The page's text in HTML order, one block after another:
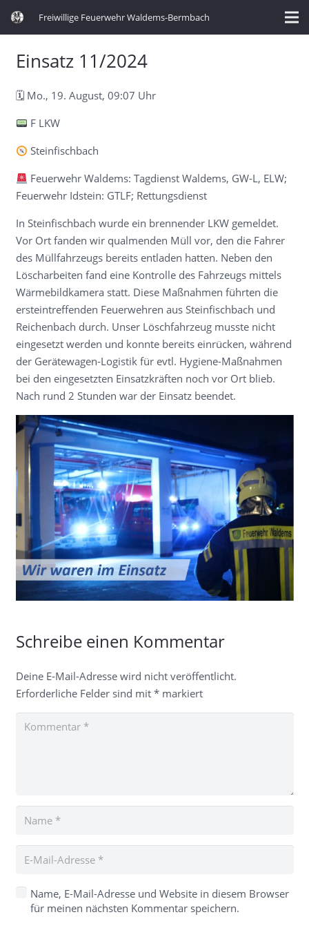
Freiwillige Feuerwehr Waldems-Bermbach
Einsatz 11/2024
🗓 Mo., 19. August, 09:07 Uhr
F LKW
Steinfischbach
Feuerwehr Waldems: Tagdienst Waldems, GW-L, ELW;
Feuerwehr Idstein: GTLF; Rettungsdienst
In Steinfischbach wurde ein brennender LKW gemeldet.
Vor Ort fanden wir qualmenden Müll vor, den die Fahrer
des Müllfahrzeugs bereits entladen hatten. Neben den
Löscharbeiten fand eine Kontrolle des Fahrzeugs mittels
Wärmebildkamera statt. Diese Maßnahmen führten die
ersteintreffenden Feuerwehren aus Steinfischbach und
Reichenbach durch. Unser Löschfahrzeug musste nicht
eingesetzt werden und konnte bereits einrücken, während
der Gerätewagen-Logistik für evtl. Hygiene-Maßnahmen
bei den eingesetzten Einsatzkräften noch vor Ort blieb.
Nach rund 2 Stunden war der Einsatz beendet.
Schreibe einen Kommentar
Deine E-Mail-Adresse wird nicht veröffentlicht.
Erforderliche Felder sind mit *markiert
Name, E-Mail-Adresse und Website in diesem Browser
für meinen nächsten Kommentar speichern.